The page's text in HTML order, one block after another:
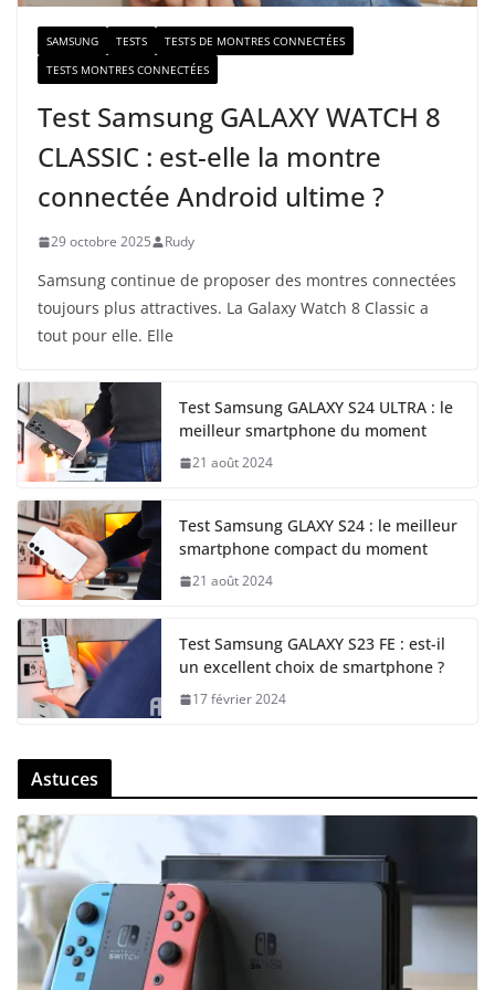
SAMSUNG TESTS
TESTS DE MONTRES CONNECTÉES
TESTS MONTRES CONNECTÉES
Test Samsung GALAXY WATCH 8
CLASSIC : est-elle la montre
connectée Android ultime ?
29 octobre 2025 Rudy
Samsung continue de proposer des montres connectées
toujours plus attractives. La Galaxy Watch 8 Classic a
tout pour elle. Elle
Test Samsung GALAXY S24 ULTRA : le
meilleur smartphone du moment
21 août 2024
Test Samsung GLAXY S24 : le meilleur
smartphone compact du moment
21 août 2024
Test Samsung GALAXY S23 FE : est-il
un excellent choix de smartphone ?
17 février 2024
Astuces